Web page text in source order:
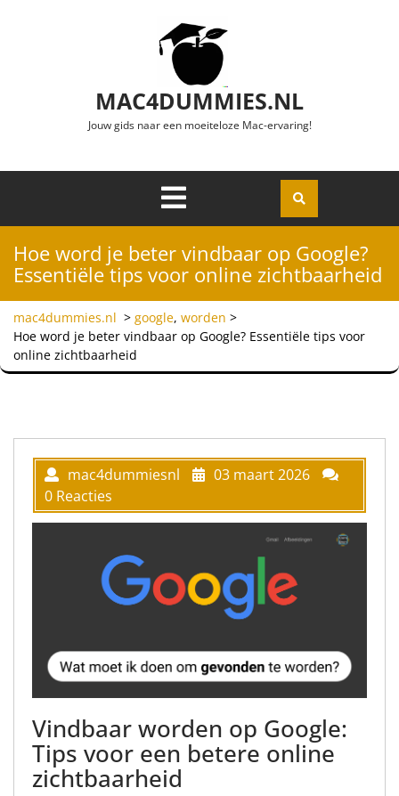
MAC4DUMMIES.NL
Jouw gids naar een moeiteloze Mac-ervaring!
Openen
Hoe word je beter vindbaar op Google?
Essentiële tips voor online zichtbaarheid
mac4dummies.nl > google, worden >
Hoe word je beter vindbaar op Google? Essentiële tips voor
online zichtbaarheid
mac4dummiesnl
03 maart 2026
0 Reacties
Vindbaar worden op Google:
Tips voor een betere online
zichtbaarheid